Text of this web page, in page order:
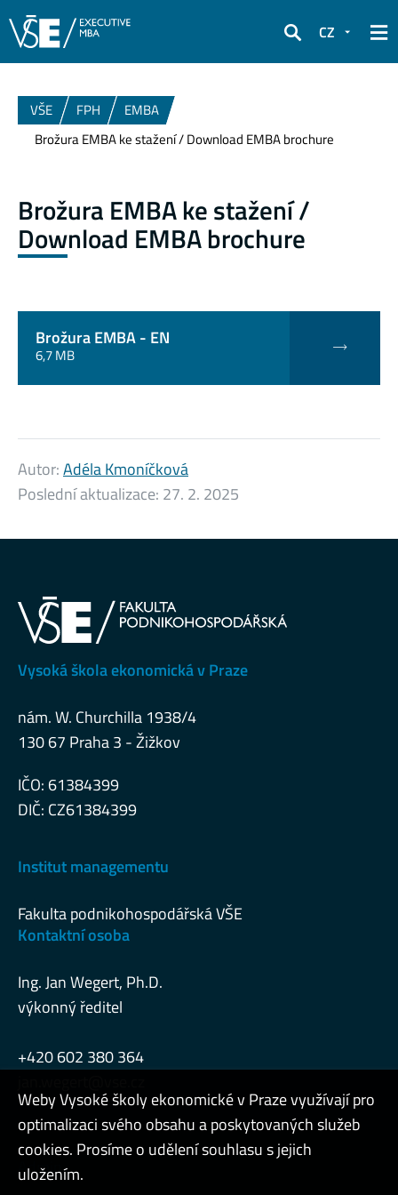
Hledat
CZ
VŠE FPH
EMBA
Brožura EMBA ke stažení / Download EMBA brochure
Brožura EMBA ke stažení /
Download EMBA brochure
Brožura EMBA - EN
6,7 MB
Autor:Adéla Kmoníčková
Poslední aktualizace: 27. 2. 2025
Vysoká škola ekonomická v Praze
nám. W. Churchilla 1938/4
130 67 Praha 3 - Žižkov
IČO: 61384399
DIČ: CZ61384399
Institut managementu
Fakulta podnikohospodářská VŠE
Kontaktní osoba
Ing. Jan Wegert, Ph.D.
výkonný ředitel
+420 602 380 364
Admin
Weby Vysoké školy ekonomické v Praze využívají pro
optimalizaci svého obsahu a poskytovaných služeb
cookies. Prosíme o udělení souhlasu s jejich
uložením.